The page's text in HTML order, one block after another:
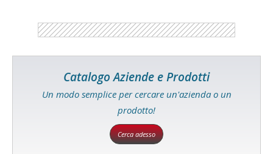
Catalogo Aziende e Prodotti
Un modo semplice per cercare un'azienda o un
prodotto!
Cerca adesso